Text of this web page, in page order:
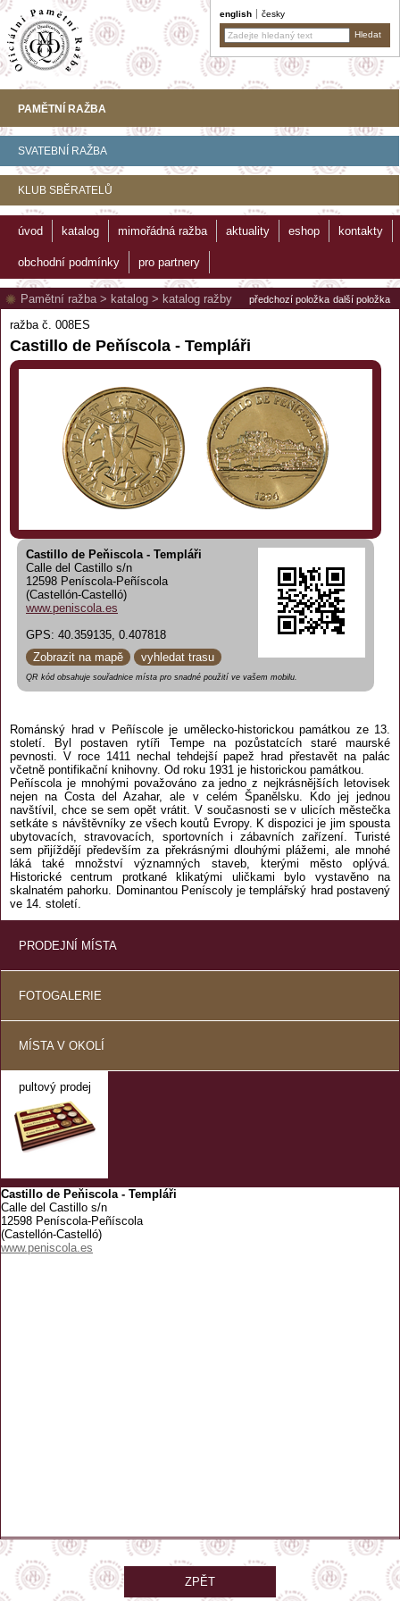
english česky
PAMĚTNÍ RAŽBA
SVATEBNÍ RAŽBA
KLUB SBĚRATELŮ
úvod katalog mimořádná ražba aktuality eshop kontakty
obchodní podmínky pro partnery
předchozí položka další položka
Pamětní ražba> katalog > katalog ražby
ražba č. 008ES
Castillo de Peňíscola - Templáři
Castillo de Peňiscola - Templáři
Calle del Castillo s/n
12598 Peníscola-Peñíscola
(Castellón-Castelló)
www.peniscola.es
GPS: 40.359135, 0.407818
Zobrazit na mapě
vyhledat trasu
QR kód obsahuje souřadnice místa pro snadné použití ve vašem mobilu.
Románský hrad v Peñíscole je umělecko-historickou památkou ze 13.
století. Byl postaven rytíři Tempe na pozůstatcích staré maurské
pevnosti. V roce 1411 nechal tehdejší papež hrad přestavět na palác
včetně pontifikační knihovny. Od roku 1931 je historickou památkou.
Peňíscola je mnohými považováno za jedno z nejkrásnějších letovisek
nejen na Costa del Azahar, ale v celém Španělsku. Kdo jej jednou
navštívil, chce se sem opět vrátit. V současnosti se v ulicích městečka
setkáte s návštěvníky ze všech koutů Evropy. K dispozici je jim spousta
ubytovacích, stravovacích, sportovních i zábavních zařízení. Turisté
sem přijíždějí především za překrásnými dlouhými plážemi, ale mnohé
láká také množství významných staveb, kterými město oplývá.
Historické centrum protkané klikatými uličkami bylo vystavěno na
skalnatém pahorku. Dominantou Peníscoly je templářský hrad postavený
ve 14. století.
PRODEJNÍ MÍSTA
FOTOGALERIE
MÍSTA V OKOLÍ
pultový prodej
Castillo de Peňiscola - Templáři
Calle del Castillo s/n
12598 Peníscola-Peñíscola
(Castellón-Castelló)
www.peniscola.es
ZPĚT